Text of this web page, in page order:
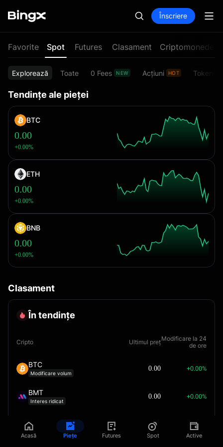
Înscriere
Favorite Spot Futures Clasament Criptomonede
Explorează Toate 0 Fees NEW Acțiuni HOT
Tendințe ale pieței
BTC
0.00
+0.00%
ETH
0.00
+0.00%
BNB
0.00
+0.00%
Clasament
În tendințe
Cripto Ultimul prețModificare la 24
de ore
BTC
Modificare volum
0.00 +0.00%
BMT
Interes ridicat
0.00 +0.00%
XAN
Modificare preț
0.00 +0.00%
Acasă Piețe Futures Spot Active